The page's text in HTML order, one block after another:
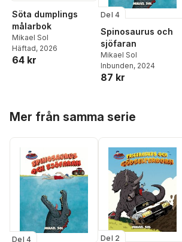
Söta dumplings
målarbok
Mikael Sol
Häftad, 2026
64 kr
Del 4
Spinosaurus och
sjöfaran
Mikael Sol
Inbunden, 2024
87 kr
Mer från samma serie
Del 4 Del 2